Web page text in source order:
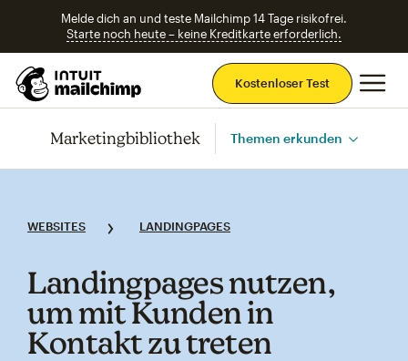
Melde dich an und teste Mailchimp 14 Tage risikofrei.
Starte noch heute – keine Kreditkarte erforderlich.
Kostenloser Test
Marketingbibliothek Themen erkunden
WEBSITES LANDINGPAGES
Landingpages nutzen,
um mit Kunden in
Kontakt zu treten